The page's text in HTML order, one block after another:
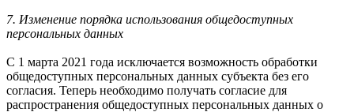
7. Изменение порядка использования общедоступных
персональных данных
С 1 марта 2021 года исключается возможность обработки
общедоступных персональных данных субъекта без его
согласия. Теперь необходимо получать согласие для
распространения общедоступных персональных данных о